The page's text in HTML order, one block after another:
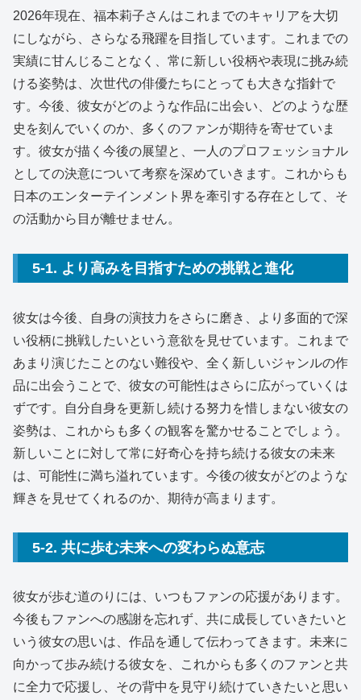
2026年現在、福本莉子さんはこれまでのキャリアを大切
にしながら、さらなる飛躍を目指しています。これまでの
実績に甘んじることなく、常に新しい役柄や表現に挑み続
ける姿勢は、次世代の俳優たちにとっても大きな指針で
す。今後、彼女がどのような作品に出会い、どのような歴
史を刻んでいくのか、多くのファンが期待を寄せていま
す。彼女が描く今後の展望と、一人のプロフェッショナル
としての決意について考察を深めていきます。これからも
日本のエンターテインメント界を牽引する存在として、そ
の活動から目が離せません。
5-1. より高みを目指すための挑戦と進化
彼女は今後、自身の演技力をさらに磨き、より多面的で深
い役柄に挑戦したいという意欲を見せています。これまで
あまり演じたことのない難役や、全く新しいジャンルの作
品に出会うことで、彼女の可能性はさらに広がっていくは
ずです。自分自身を更新し続ける努力を惜しまない彼女の
姿勢は、これからも多くの観客を驚かせることでしょう。
新しいことに対して常に好奇心を持ち続ける彼女の未来
は、可能性に満ち溢れています。今後の彼女がどのような
輝きを見せてくれるのか、期待が高まります。
5-2. 共に歩む未来への変わらぬ意志
彼女が歩む道のりには、いつもファンの応援があります。
今後もファンへの感謝を忘れず、共に成長していきたいと
いう彼女の思いは、作品を通して伝わってきます。未来に
向かって歩み続ける彼女を、これからも多くのファンと共
に全力で応援し、その背中を見守り続けていきたいと思い